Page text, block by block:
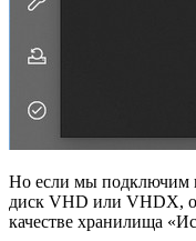
Но если мы подключим
диск VHD или VHDX,
качестве хранилища